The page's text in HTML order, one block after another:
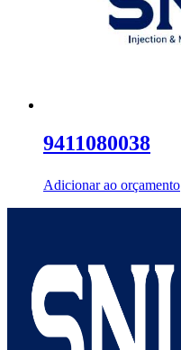
9411080038
Adicionar ao orçamento